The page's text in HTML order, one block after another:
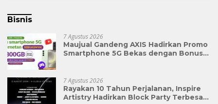
Bisnis
7 Agustus 2026
Maujual Gandeng AXIS Hadirkan Promo
Smartphone 5G Bekas dengan Bonus
7 Agustus 2026
Rayakan 10 Tahun Perjalanan, Inspire
Artistry Hadirkan Block Party Terbesar